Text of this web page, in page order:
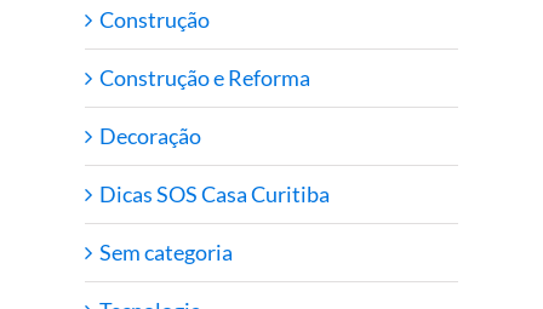
Construção
Construção e Reforma
Decoração
Dicas SOS Casa Curitiba
Sem categoria